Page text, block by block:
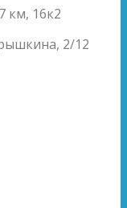
км, 16к2
2/12